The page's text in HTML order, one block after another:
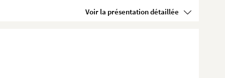
Voir la présentation détaillée